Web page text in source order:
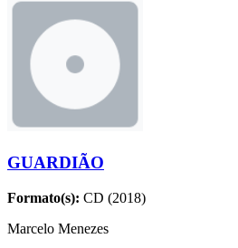
GUARDIÃO
Formato(s): CD (2018)
Marcelo Menezes